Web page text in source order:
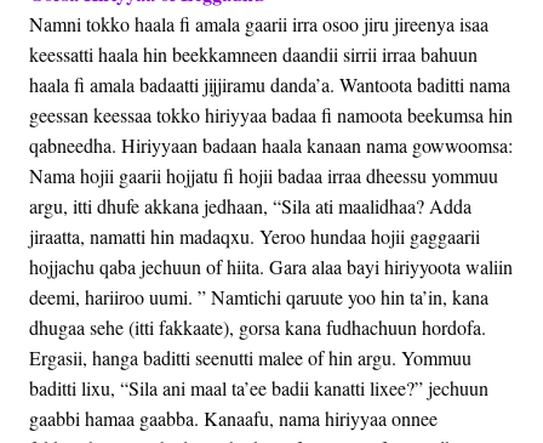
Namni tokko haala fi amala gaarii irra osoo jiru jireenya isaa
keessatti haala hin beekkamneen daandii sirrii irraa bahuun
haala fi amala badaatti jijjiramu danda’a. Wantoota baditti nama
geessan keessaa tokko hiriyyaa badaa fi namoota beekumsa hin
qabneedha. Hiriyyaan badaan haala kanaan nama gowwoomsa:
Nama hojii gaarii hojjatu fi hojii badaa irraa dheessu yommuu
argu, itti dhufe akkana jedhaan, “Sila ati maalidhaa? Adda
jiraatta, namatti hin madaqxu. Yeroo hundaa hojii gaggaarii
hojjachu qaba jechuun of hiita. Gara alaa bayi hiriyyoota waliin
deemi, hariiroo uumi. ” Namtichi qaruute yoo hin ta’in, kana
dhugaa sehe (itti fakkaate), gorsa kana fudhachuun hordofa.
Ergasii, hanga baditti seenutti malee of hin argu. Yommuu
baditti lixu, “Sila ani maal ta’ee badii kanatti lixee?” jechuun
gaabbi hamaa gaabba. Kanaafu, nama hiriyyaa onnee